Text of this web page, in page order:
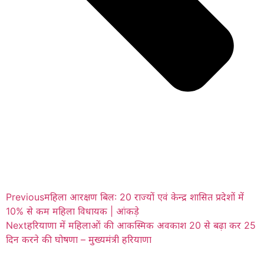
Previousमहिला आरक्षण बिल: 20 राज्यों एवं केन्द्र शासित प्रदेशों में
10% से कम महिला विधायक | आंकड़े
Nextहरियाणा में महिलाओं की आकस्मिक अवकाश 20 से बढ़ा कर 25
दिन करने की घोषणा – मुख्यमंत्री हरियाणा